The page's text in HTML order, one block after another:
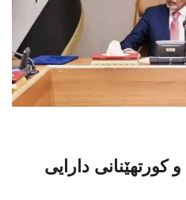
دارایی